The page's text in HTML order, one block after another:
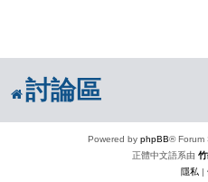
討論區
Powered by phpBB® Forum
正體中文語系由
隱私 |